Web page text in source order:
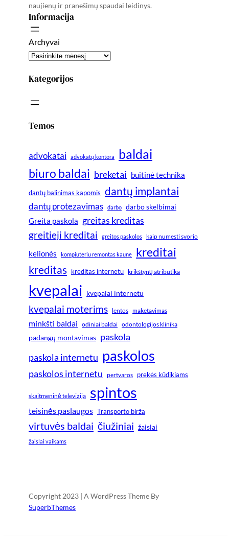
naujienų ir pranešimų spaudai leidinys.
Informacija
Archyvai
Kategorijos
Temos
advokatai advokatų kontora baldai
biuro baldai breketai buitinė technika
dantų balinimas kapomis dantų implantai
dantų protezavimas darbo darbo skelbimai
Greita paskola greitas kreditas
greitieji kreditai greitos paskolos kaip numesti svorio
kelionės kompiuteriu remontas kaune kreditai
kreditas kreditas internetu krikštynų atributika
kvepalai kvepalai internetu
kvepalai moterims lentos maketavimas
minkšti baldai odiniai baldai odontologijos klinika
padangų montavimas paskola
paskola internetu paskolos
paskolos internetu pertvaros prekės kūdikiams
skaitmeninė televizija spintos
teisinės paslaugos Transporto birža
virtuvės baldai čiužiniai žaislai
žaislai vaikams
Copyright 2023 | A WordPress Theme By
SuperbThemes